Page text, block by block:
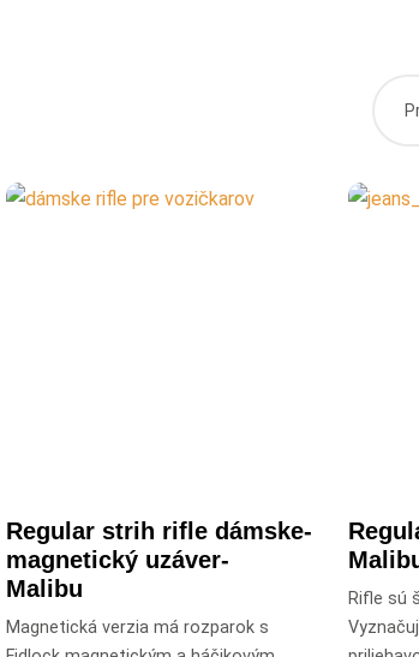
Regular strih rifle dámske-
magnetický uzáver-
Malibu
Magnetická verzia má rozparok s
Rifle sú